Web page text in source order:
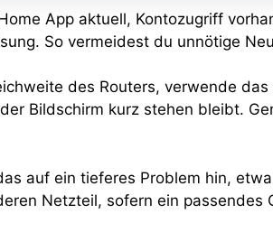
App aktuell, Kontozugriff
So vermeidest du unnötige
des Routers, verwende
Bildschirm kurz stehen bleibt.
auf ein tieferes Problem hin,
Netzteil, sofern ein passendes